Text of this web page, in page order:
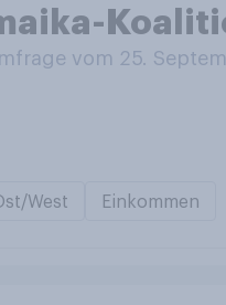
vom 25.
West Einkommen